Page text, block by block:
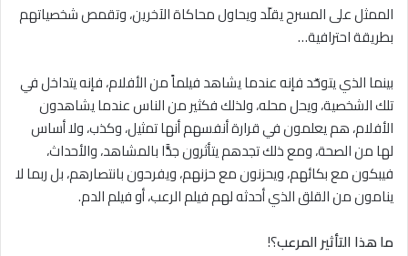
الممثل على المسرح يقلّد ويحاول محاكاة الآخرين، وتقمص شخصياتهم
بطريقة احترافية…
بينما الذي يتوحّد فإنه عندما يشاهد فيلماً من الأفلام، فإنه يتداخل في
تلك الشخصية، ويحل محله، ولذلك فكثير من الناس عندما يشاهدون
الأفلام، هم يعلمون في قرارة أنفسهم أنها تمثيل، وكذب، ولا أساس
لها من الصحة، ومع ذلك تجدهم يتأثرون جدًّا بالمشاهد، والأحداث،
فيبكون مع بكائهم، ويحزنون مع حزنهم، ويفرحون بانتصارهم، بل ربما ﻻ
ينامون من القلق الذي أحدثه لهم فيلم الرعب، أو فيلم الدم.
ما هذا التأثير المرعب؟!